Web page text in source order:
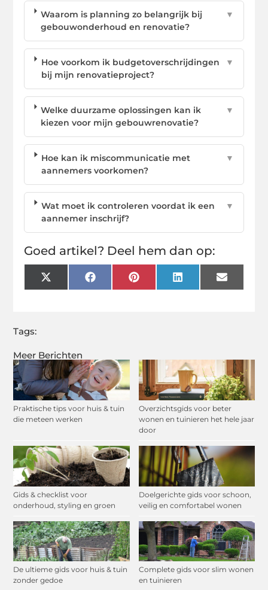
Meer Berichten
Praktische tips voor huis & tuin
die meteen werken
Overzichtsgids voor beter
wonen en tuinieren het hele jaar
door
Gids & checklist voor
onderhoud, styling en groen
Doelgerichte gids voor schoon,
veilig en comfortabel wonen
De ultieme gids voor huis & tuin
zonder gedoe
Complete gids voor slim wonen
en tuinieren
Waarom is planning zo belangrijk bij
gebouwonderhoud en renovatie?
▼
Hoe voorkom ik budgetoverschrijdingen
bij mijn renovatieproject?
▼
Welke duurzame oplossingen kan ik
kiezen voor mijn gebouwrenovatie?
▼
Hoe kan ik miscommunicatie met
aannemers voorkomen?
▼
Wat moet ik controleren voordat ik een
aannemer inschrijf?
▼
Goed artikel? Deel hem dan op:
X
(Twitter)
FacebookPinterest LinkedIn Email
Tags: